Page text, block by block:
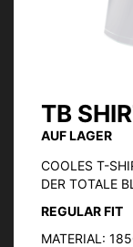
TB
AUF LAGER
COOLES T-
DER TOTALE
REGULAR FIT
MATERIAL:
Zum
Anfang
der
Bildgalerie
springen